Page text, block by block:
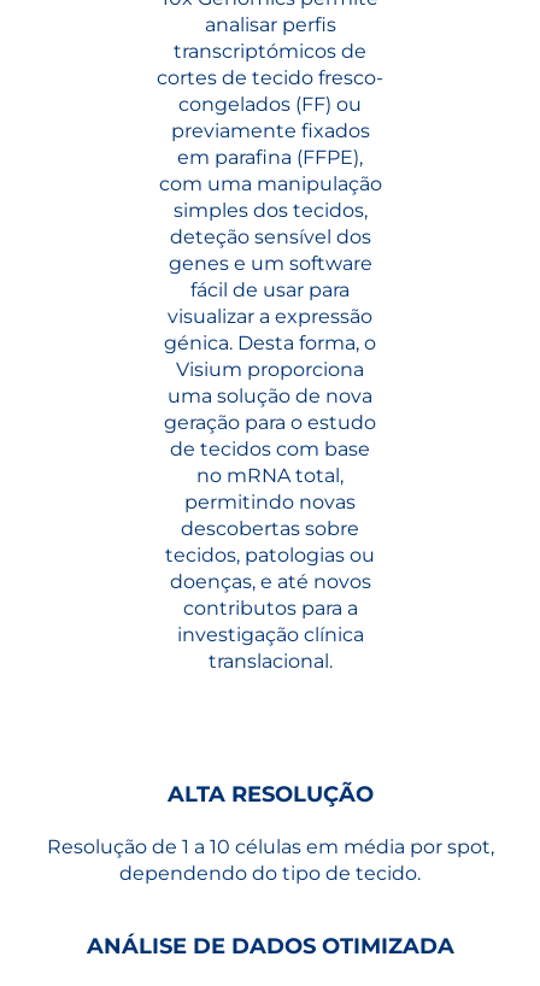
analisar perfis
transcriptómicos de
cortes de tecido fresco-
congelados (FF) ou
previamente fixados
em parafina (FFPE),
com uma manipulação
simples dos tecidos,
deteção sensível dos
genes e um software
fácil de usar para
visualizar a expressão
génica. Desta forma, o
Visium proporciona
uma solução de nova
geração para o estudo
de tecidos com base
no mRNA total,
permitindo novas
descobertas sobre
tecidos, patologias ou
doenças, e até novos
contributos para a
investigação clínica
translacional.
ALTA RESOLUÇÃO
Resolução de 1 a 10 células em média por spot,
dependendo do tipo de tecido.
ANÁLISE DE DADOS OTIMIZADA